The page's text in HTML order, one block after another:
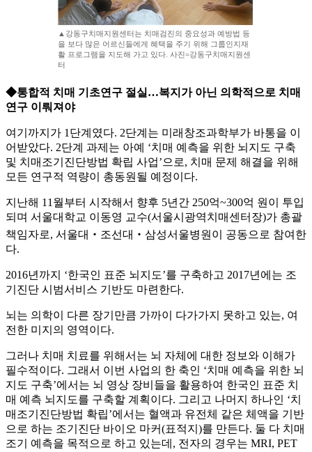
▲강동구치매지원센터는 치매검진의 중요성과 예방법 등
을 보다 많은 어르신들에게 혜택을 주기 위해 그룹인지재
활 프로그램을 지도해 가고 있다. 사진=강동구치매지원센
터
◆통합적 치매 기초연구 절실…복지가 아닌 의학적으로 치매
연구 이뤄져야
여기까지가 1단계였다. 2단계는 미래창조과학부가 바통을 이
어받았다. 2단계 과제는 아예 ‘치매 예측을 위한 뇌지도 구축
및 치매조기진단방법 확립 사업’으로, 치매 문제 해결을 위해
모든 연구적 역량이 총동원될 예정이다.
지난해 11월부터 시작해서 향후 5년간 250억~300억 원이 투입
되며 서울대학교 이동영 교수(서울시광역치매센터장)가 총괄
책임자로, 서울대‧조선대‧삼성서울병원이 공동으로 참여한
다.
2016년까지 ‘한국인 표준 뇌지도’를 구축하고 2017년에는 조
기진단 시범서비스 기반도 마련한다.
뇌는 의학이 다른 장기만큼 가까이 다가가지 못하고 있는, 여
전한 미지의 영역이다.
그러나 치매 치료를 위해서는 뇌 자체에 대한 정보와 이해가
필수적이다. 그래서 이번 사업의 한 축인 ‘치매 예측을 위한 뇌
지도 구축’에서는 뇌 영상 장비들을 활용하여 한국인 표준 치
매 예측 뇌지도를 구축할 계획이다. 그리고 나머지 하나인 ‘치
매조기진단방법 확립’에서는 혈액과 유전체 같은 체액을 기반
으로 하는 조기진단 바이오 마커(표적지)를 만든다. 둘 다 치매
조기 예측을 목적으로 하고 있는데, 전자의 경우는 MRI, PET